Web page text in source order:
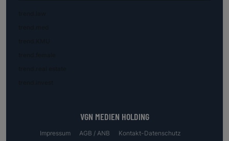
VGN MEDIEN HOLDING
Impressum AGB / ANB
Kontakt-Datenschutz